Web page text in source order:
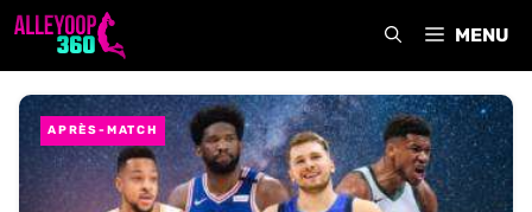
Aller
MENU
APRÈS-MATCH